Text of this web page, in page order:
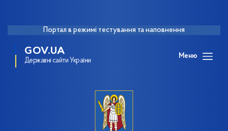
Портал в режимі тестування та наповнення
GOV.UA
Державні сайти України
Меню